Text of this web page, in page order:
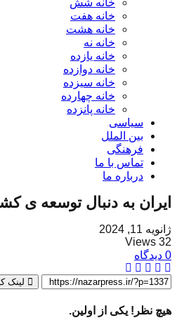
خانه شش
خانه هفت
خانه هشت
خانه نه
خانه یازده
خانه دوازده
خانه سیزده
خانه چهارده
خانه پانزده
سیاسی
بین الملل
فرهنگی
تماس با ما
درباره ما
ایران به دنبال توسعه ی
ژانویه 11, 2024
32 Views
0 دیدگاه
لینک
هیچ نظر! یکی از اولین.